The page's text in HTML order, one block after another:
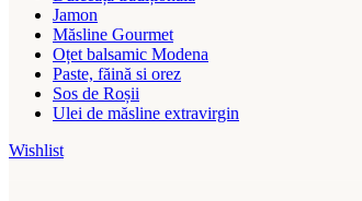
Jamon
Măsline Gourmet
Oțet balsamic Modena
Paste, făină si orez
Sos de Roșii
Ulei de măsline extravirgin
Wishlist